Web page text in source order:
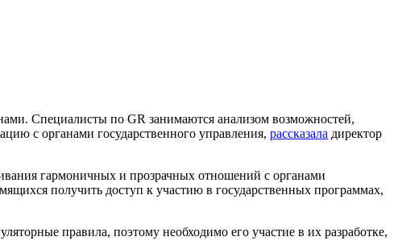
Специалисты по GR занимаются анализом возможностей,
с органами государственного управления, рассказала директор
гармоничных и прозрачных отношений с органами
получить доступ к участию в государственных программах,
правила, поэтому необходимо его участие в их разработке,